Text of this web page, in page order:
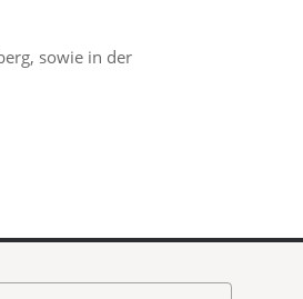
sowie in der